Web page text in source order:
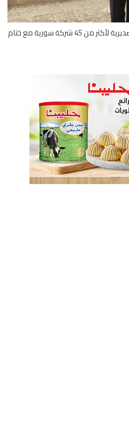
قلعه جي: عشرات العقود التصديرية لأكثر من 45 شركة سورية مع ختام